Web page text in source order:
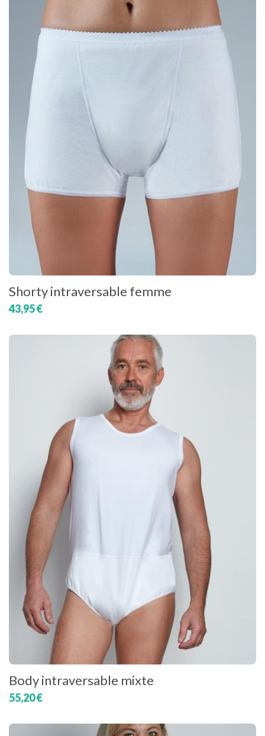
Shorty intraversable femme
43,95 €
Body intraversable mixte
55,20 €